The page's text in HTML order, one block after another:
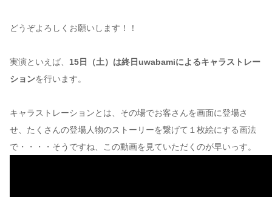
どうぞよろしくお願いします！！
実演といえば、 15日（土）は終日uwabamiによるキャラストレー
ションを行います。
キャラストレーションとは、その場でお客さんを画面に登場さ
せ、たくさんの登場人物のストーリーを繋げて１枚絵にする画法
で・・・・そうですね、この動画を見ていただくのが早いっす。